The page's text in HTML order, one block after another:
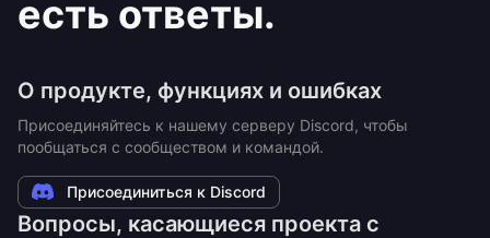
есть ответы.
О продукте, функциях и ошибках
Присоединяйтесь к нашему серверу Discord, чтобы
пообщаться с сообществом и командой.
Присоединиться к Discord
Вопросы, касающиеся проекта с